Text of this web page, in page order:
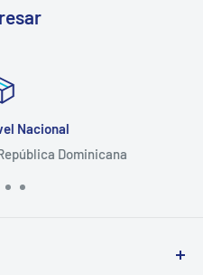
Nacional
Dominicana